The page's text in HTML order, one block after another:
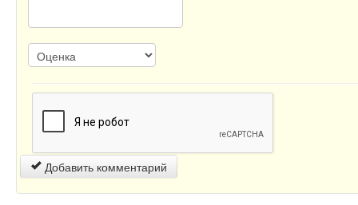
Добавить комментарий